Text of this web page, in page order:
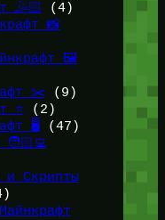
🤹🏻
(4)
📸
🖼️
✂️ (9)
⭐(2)
🖥️ (47)
и Скрипты